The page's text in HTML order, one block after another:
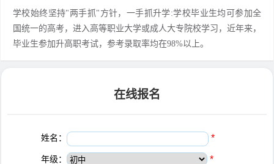
学校始终坚持"两手抓"方针，一手抓升学:学校毕业生均可参加全
国统一的高考，进入高等职业大学或成人大专院校学习，近年来，
毕业生参加升高职考试，参考录取率均在98%以上。
在线报名
姓名： *
年级： *